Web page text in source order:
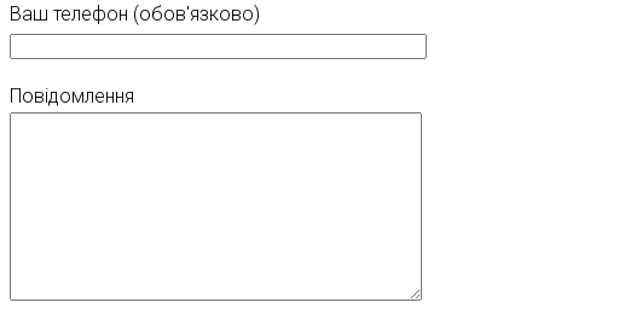
Ваш телефон (обов'язково)
Повідомлення